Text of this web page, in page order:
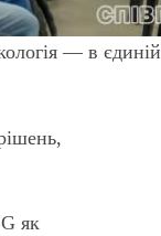
— в єдиній
як